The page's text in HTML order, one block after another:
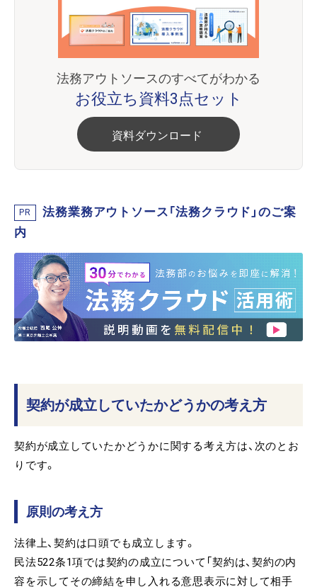
法務アウトソースのすべてがわかる
お役立ち資料3点セット
資料ダウンロード
PR
法務業務アウトソース「法務クラウド」のご案
内
契約が成立していたかどうかの考え方
契約が成立していたかどうかに関する考え方は、次のとお
りです。
原則の考え方
法律上、契約は口頭でも成立します。
民法522条1項では契約の成立について「契約は、契約の内
容を示してその締結を申し入れる意思表示に対して相手